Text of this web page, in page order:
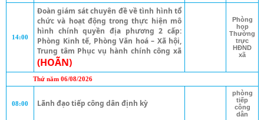
14:00
Đoàn giám sát chuyên đề về tình hình tổ
chức và hoạt động trong thực hiện mô
hình chính quyền địa phương 2 cấp:
Phòng Kinh tế, Phòng Văn hoá – Xã hội,
Trung tâm Phục vụ hành chính công xã
(HOÃN)
Phòng
họp
Thường
trực
HĐND
xã
Thứ năm 06/08/2026
08:00 Lãnh đạo tiếp công dân định kỳ
phòng
tiếp
công
dân